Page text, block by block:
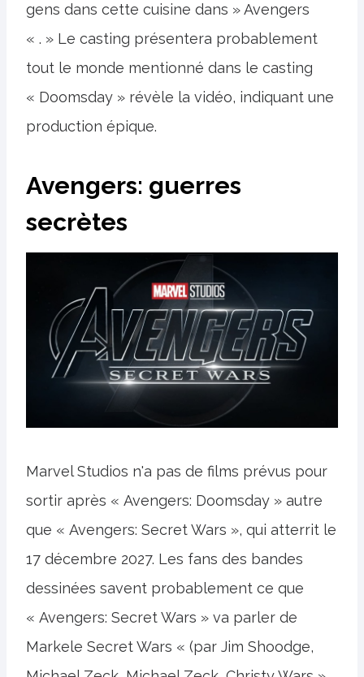
gens dans cette cuisine dans » Avengers
« . » Le casting présentera probablement
tout le monde mentionné dans le casting
« Doomsday » révèle la vidéo, indiquant une
production épique.
Avengers: guerres
secrètes
Marvel Studios n'a pas de films prévus pour
sortir après « Avengers: Doomsday » autre
que « Avengers: Secret Wars », qui atterrit le
17 décembre 2027. Les fans des bandes
dessinées savent probablement ce que
« Avengers: Secret Wars » va parler de
Markele Secret Wars « (par Jim Shoodge,